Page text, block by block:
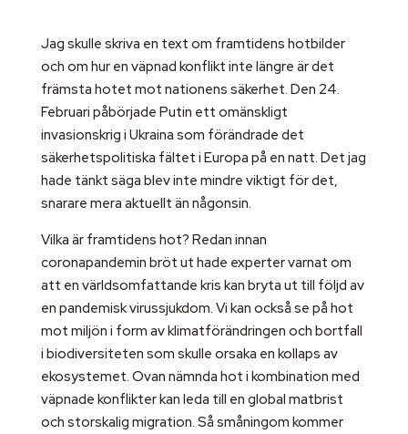
Jag skulle skriva en text om framtidens hotbilder
och om hur en väpnad konflikt inte längre är det
främsta hotet mot nationens säkerhet. Den 24.
Februari påbörjade Putin ett omänskligt
invasionskrig i Ukraina som förändrade det
säkerhetspolitiska fältet i Europa på en natt. Det jag
hade tänkt säga blev inte mindre viktigt för det,
snarare mera aktuellt än någonsin.
Vilka är framtidens hot? Redan innan
coronapandemin bröt ut hade experter varnat om
att en världsomfattande kris kan bryta ut till följd av
en pandemisk virussjukdom. Vi kan också se på hot
mot miljön i form av klimatförändringen och bortfall
i biodiversiteten som skulle orsaka en kollaps av
ekosystemet. Ovan nämnda hot i kombination med
väpnade konflikter kan leda till en global matbrist
och storskalig migration. Så småningom kommer